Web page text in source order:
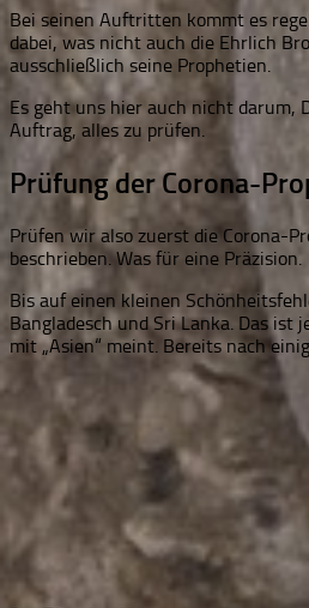
Bei seinen Auftritten kommt es
dabei, was nicht auch die Ehrlich
ausschließlich seine Prophetien.
Es geht uns hier auch nicht darum,
Auftrag, alles zu prüfen.
Prüfung der Corona-
Prüfen wir also zuerst die Corona-
beschrieben. Was für eine Präzision.
Bis auf einen kleinen
Bangladesch und Sri Lanka. Das
mit „Asien“ meint. Bereits nach